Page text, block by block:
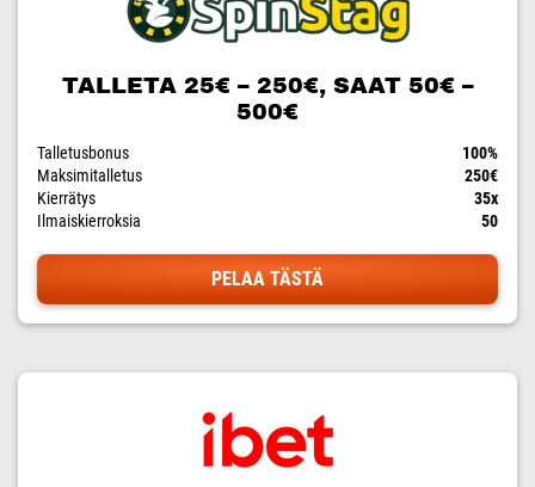
TALLETA 25€ – 250€, SAAT 50€ –
500€
Talletusbonus
100%
Maksimitalletus
250€
Kierrätys
35x
Ilmaiskierroksia
50
PELAA TÄSTÄ